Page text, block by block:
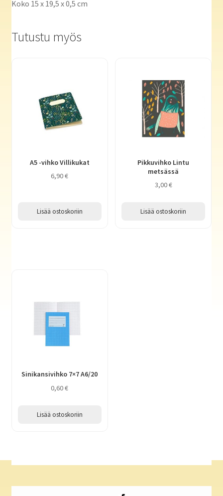
Koko 15 x 19,5 x 0,5 cm
Tutustu myös
A5 -vihko Villikukat
6,90€
Lisää ostoskoriin
Pikkuvihko Lintu
metsässä
3,00€
Lisää ostoskoriin
Sinikansivihko 7×7 A6/20
0,60€
Lisää ostoskoriin